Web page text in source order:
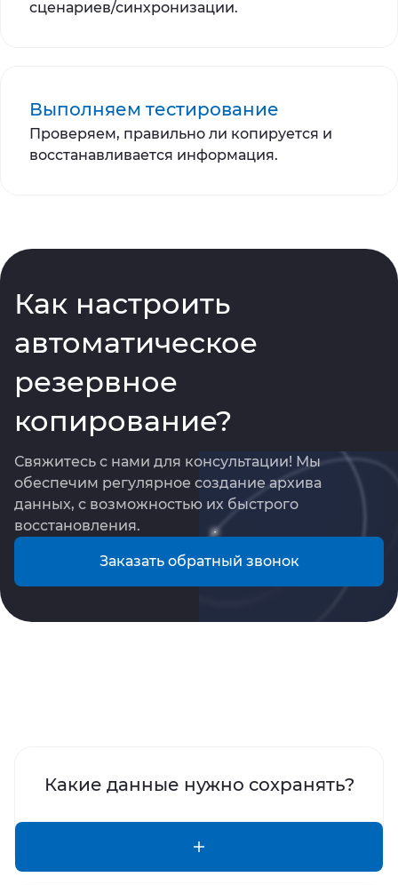
сценариев/синхронизации.
Выполняем тестирование
Проверяем, правильно ли копируется и
восстанавливается информация.
Как настроить
автоматическое
резервное
копирование?
Свяжитесь с нами для консультации! Мы
обеспечим регулярное создание архива
данных, с возможностью их быстрого
восстановления.
Заказать обратный звонок
Какие данные нужно сохранять?